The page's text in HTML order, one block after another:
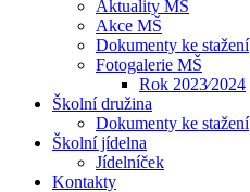
Aktuality MŠ
Akce MŠ
Dokumenty ke stažení
Fotogalerie MŠ
Rok 2023⁄2024
Školní družina
Dokumenty ke stažení
Školní jídelna
Jídelníček
Kontakty